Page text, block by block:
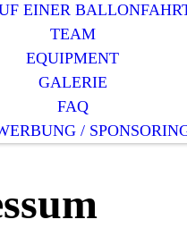
EINER
TEAM
EQUIPMENT
GALERIE
FAQ
/